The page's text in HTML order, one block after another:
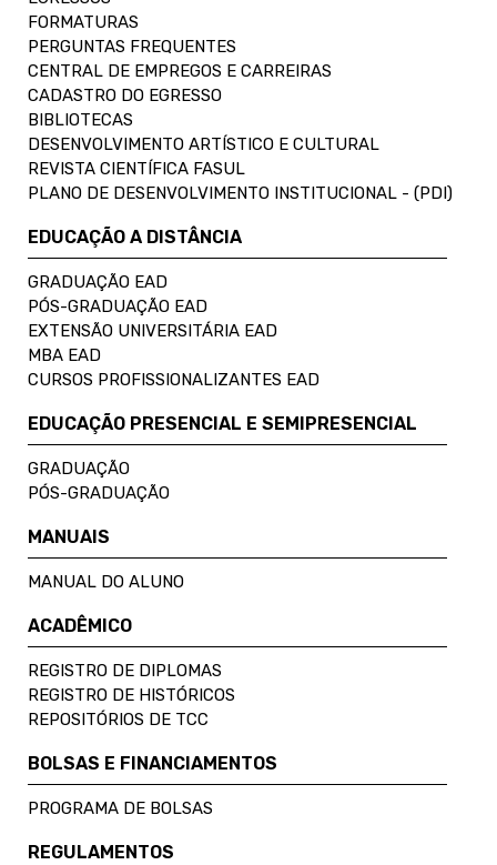
FORMATURAS
PERGUNTAS FREQUENTES
CENTRAL DE EMPREGOS E CARREIRAS
CADASTRO DO EGRESSO
BIBLIOTECAS
DESENVOLVIMENTO ARTÍSTICO E CULTURAL
REVISTA CIENTÍFICA FASUL
PLANO DE DESENVOLVIMENTO INSTITUCIONAL - (PDI)
EDUCAÇÃO A DISTÂNCIA
GRADUAÇÃO EAD
PÓS-GRADUAÇÃO EAD
EXTENSÃO UNIVERSITÁRIA EAD
MBA EAD
CURSOS PROFISSIONALIZANTES EAD
EDUCAÇÃO PRESENCIAL E SEMIPRESENCIAL
GRADUAÇÃO
PÓS-GRADUAÇÃO
MANUAIS
MANUAL DO ALUNO
ACADÊMICO
REGISTRO DE DIPLOMAS
REGISTRO DE HISTÓRICOS
REPOSITÓRIOS DE TCC
BOLSAS E FINANCIAMENTOS
PROGRAMA DE BOLSAS
REGULAMENTOS